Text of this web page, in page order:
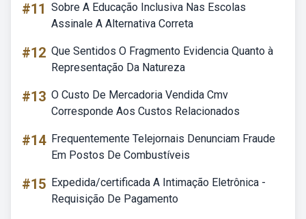
#11 Sobre A Educação Inclusiva Nas Escolas
Assinale A Alternativa Correta
#12 Que Sentidos O Fragmento Evidencia Quanto à
Representação Da Natureza
#13 O Custo De Mercadoria Vendida Cmv
Corresponde Aos Custos Relacionados
#14 Frequentemente Telejornais Denunciam Fraude
Em Postos De Combustíveis
#15 Expedida/certificada A Intimação Eletrônica -
Requisição De Pagamento